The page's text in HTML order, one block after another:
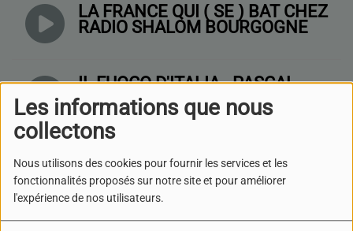
Les informations que nous
collectons
Nous utilisons des cookies pour fournir les services et les
fonctionnalités proposés sur notre site et pour améliorer
l'expérience de nos utilisateurs.
LA FRANCE QUI ( SE ) BAT CHEZ
RADIO SHALOM BOURGOGNE
IL FUOCO D'ITALIA - PASCAL
LAZZAROTTI
L'ENVIE DE LIRE -"TU
COMPRENDRAS UN JOUR" DE
BERNARD MOTULSKY